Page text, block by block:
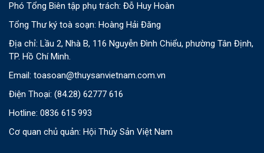
Phó Tổng Biên tập phụ trách: Đỗ Huy Hoàn
Tổng Thư ký toà soạn: Hoàng Hải Đăng
Địa chỉ: Lầu 2, Nhà B, 116 Nguyễn Đình Chiểu, phường Tân Định,
TP. Hồ Chí Minh.
Email: toasoan@thuysanvietnam.com.vn
Điện Thoại: (84.28) 62777 616
Hotline: 0836 615 993
Cơ quan chủ quản: Hội Thủy Sản Việt Nam